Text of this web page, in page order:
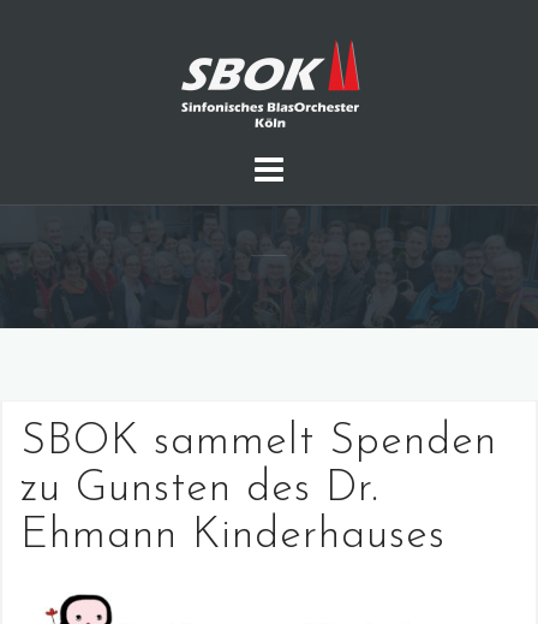
SBOK sammelt Spenden
zu Gunsten des Dr.
Ehmann Kinderhauses